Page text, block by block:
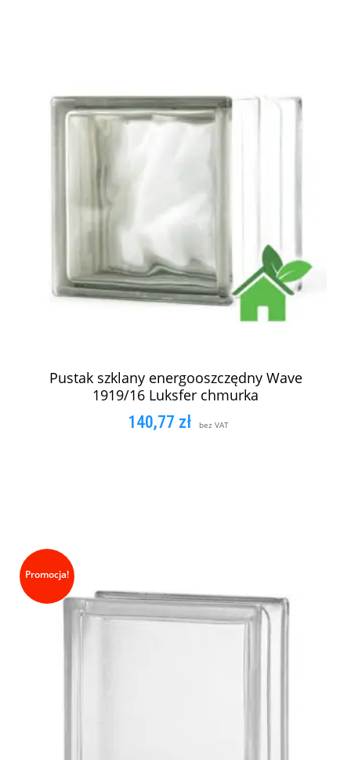
Pustak szklany energooszczędny Wave
1919/16 Luksfer chmurka
140,77 zł bez VAT
Promocja!